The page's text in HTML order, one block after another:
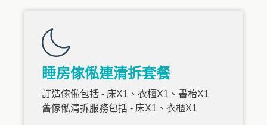
睡房傢俬連清拆套餐
訂造傢俬包括 - 床X1、衣櫃X1、書枱X1
舊傢俬清拆服務包括 - 床X1、衣櫃X1